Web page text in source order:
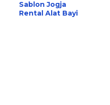
Sablon Jogja
Rental Alat Bayi